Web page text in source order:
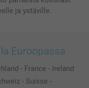
ja ystäville.
Euroopassa
- France - Ireland
- Suisse -